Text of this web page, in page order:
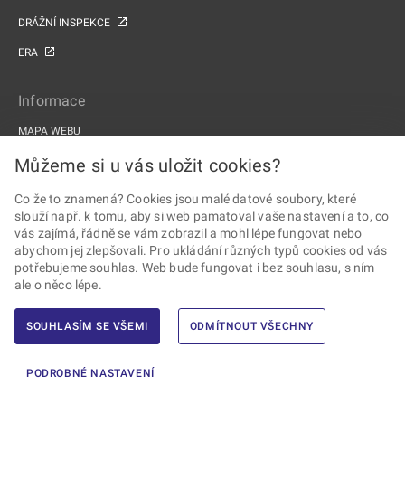
DRÁŽNÍ INSPEKCE
ERA
Informace
MAPA WEBU
PROHLÁŠENÍ O PŘÍSTUPNOSTI
PROJEKTY EU
Sledujte Drážní úřad
s.r.o.
Můžeme si u vás uložit cookies?
Co že to znamená? Cookies jsou malé datové soubory, které
slouží např. k tomu, aby si web pamatoval vaše nastavení a to, co
vás zajímá, řádně se vám zobrazil a mohl lépe fungovat nebo
abychom jej zlepšovali. Pro ukládání různých typů cookies od vás
potřebujeme souhlas. Web bude fungovat i bez souhlasu, s ním
ale o něco lépe.
SOUHLASÍM SE VŠEMI ODMÍTNOUT VŠECHNY
PODROBNÉ NASTAVENÍ